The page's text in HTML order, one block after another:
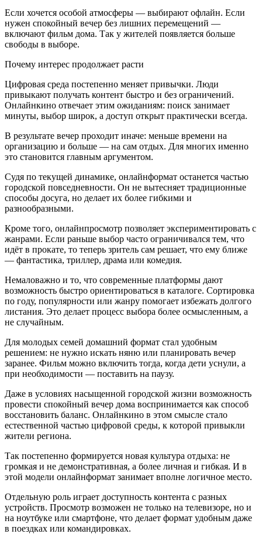
Если хочется особой атмосферы — выбирают офлайн. Если
нужен спокойный вечер без лишних перемещений —
включают фильм дома. Так у жителей появляется больше
свободы в выборе.
Почему интерес продолжает расти
Цифровая среда постепенно меняет привычки. Люди
привыкают получать контент быстро и без ограничений.
Онлайнкино отвечает этим ожиданиям: поиск занимает
минуты, выбор широк, а доступ открыт практически всегда.
В результате вечер проходит иначе: меньше времени на
организацию и больше — на сам отдых. Для многих именно
это становится главным аргументом.
Судя по текущей динамике, онлайнформат останется частью
городской повседневности. Он не вытесняет традиционные
способы досуга, но делает их более гибкими и
разнообразными.
Кроме того, онлайнпросмотр позволяет экспериментировать с
жанрами. Если раньше выбор часто ограничивался тем, что
идёт в прокате, то теперь зритель сам решает, что ему ближе
— фантастика, триллер, драма или комедия.
Немаловажно и то, что современные платформы дают
возможность быстро ориентироваться в каталоге. Сортировка
по году, популярности или жанру помогает избежать долгого
листания. Это делает процесс выбора более осмысленным, а
не случайным.
Для молодых семей домашний формат стал удобным
решением: не нужно искать няню или планировать вечер
заранее. Фильм можно включить тогда, когда дети уснули, а
при необходимости — поставить на паузу.
Даже в условиях насыщенной городской жизни возможность
провести спокойный вечер дома воспринимается как способ
восстановить баланс. Онлайнкино в этом смысле стало
естественной частью цифровой среды, к которой привыкли
жители региона.
Так постепенно формируется новая культура отдыха: не
громкая и не демонстративная, а более личная и гибкая. И в
этой модели онлайнформат занимает вполне логичное место.
Отдельную роль играет доступность контента с разных
устройств. Просмотр возможен не только на телевизоре, но и
на ноутбуке или смартфоне, что делает формат удобным даже
в поездках или командировках.